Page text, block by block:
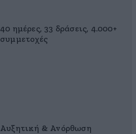
40 ημέρες, 33 δράσεις, 4.000+
συμμετοχές
Αυξητική & Ανόρθωση